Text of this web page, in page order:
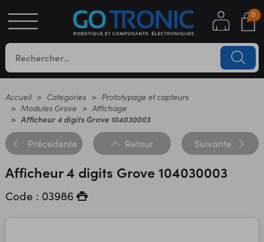
0
Accueil Categories
Prototypage et capteurs
Modules Grove
Affichage
Afficheur 4 digits Grove 104030003
Précédente Retour Suivante
Afficheur 4 digits Grove 104030003
Code : 03986